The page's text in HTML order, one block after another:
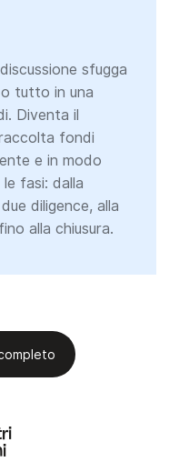
sfugga
tutto in una
Diventa il
fondi
e in modo
fasi: dalla
diligence, alla
alla chiusura.